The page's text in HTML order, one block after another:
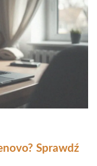
Sprawdź